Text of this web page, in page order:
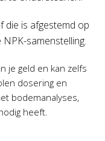
die is afgestemd op
samenstelling.
je geld en kan zelfs
dosering en
bodemanalyses,
heeft.